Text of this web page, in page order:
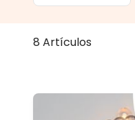
8 Artículos